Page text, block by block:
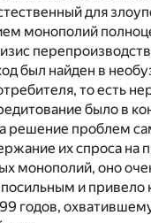
для
монополий
был найден в
то есть
было в
решение проблем
их спроса на
монополий, оно
и привело
годов,